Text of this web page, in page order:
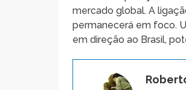
mercado global. A
permanecerá em foco.
em direção ao Brasil,